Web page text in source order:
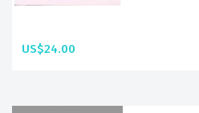
US$24.00